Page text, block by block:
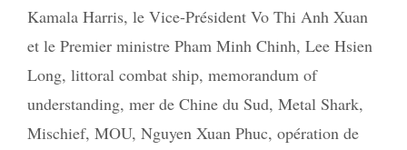
Kamala Harris, le Vice-Président Vo Thi Anh Xuan
et le Premier ministre Pham Minh Chinh, Lee Hsien
Long, littoral combat ship, memorandum of
understanding, mer de Chine du Sud, Metal Shark,
Mischief, MOU, Nguyen Xuan Phuc, opération de